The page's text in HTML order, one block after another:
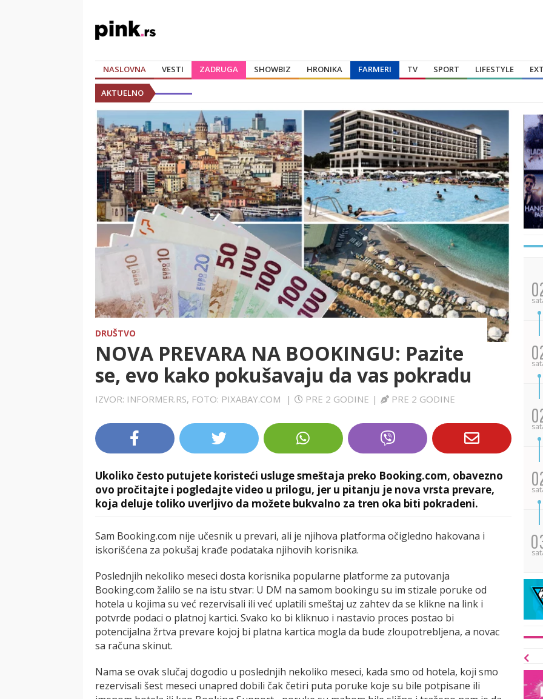
NASLOVNA VESTI ZADRUGA SHOWBIZ HRONIKA FARMERI TV SPORT LIFESTYLE
AKTUELNO
DRUŠTVO
NOVA PREVARA NA BOOKINGU: Pazite
se, evo kako pokušavaju da vas pokradu
IZVOR: INFORMER.RS, FOTO: PIXABAY.COM | PRE 2 GODINE | PRE 2 GODINE
Ukoliko često putujete koristeći usluge smeštaja preko Booking.com, obavezno
ovo pročitajte i pogledajte video u prilogu, jer u pitanju je nova vrsta prevare,
koja deluje toliko uverljivo da možete bukvalno za tren oka biti pokradeni.
Sam Booking.com nije učesnik u prevari, ali je njihova platforma očigledno hakovana i
iskorišćena za pokušaj krađe podataka njihovih korisnika.
Poslednjih nekoliko meseci dosta korisnika popularne platforme za putovanja
Booking.com žalilo se na istu stvar: U DM na samom bookingu su im stizale poruke od
hotela u kojima su već rezervisali ili već uplatili smeštaj uz zahtev da se klikne na link i
potvrde podaci o platnoj kartici. Svako ko bi kliknuo i nastavio proces postao bi
potencijalna žrtva prevare kojoj bi platna kartica mogla da bude zloupotrebljena, a novac
sa računa skinut.
Nama se ovak slučaj dogodio u poslednjih nekoliko meseci, kada smo od hotela, koji smo
rezervisali šest meseci unapred dobili čak četiri puta poruke koje su bile potpisane ili